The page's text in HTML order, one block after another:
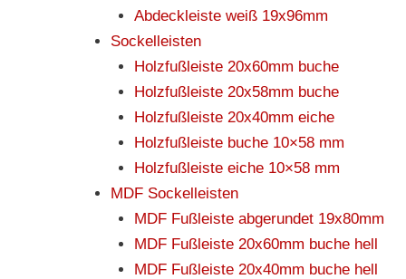
Abdeckleiste weiß 19x96mm
Sockelleisten
Holzfußleiste 20x60mm buche
Holzfußleiste 20x58mm buche
Holzfußleiste 20x40mm eiche
Holzfußleiste buche 10×58 mm
Holzfußleiste eiche 10×58 mm
MDF Sockelleisten
MDF Fußleiste abgerundet 19x80mm
MDF Fußleiste 20x60mm buche hell
MDF Fußleiste 20x40mm buche hell